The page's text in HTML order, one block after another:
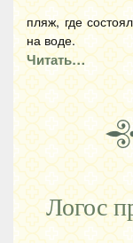
пляж, где
на воде.
Читать…
Логос